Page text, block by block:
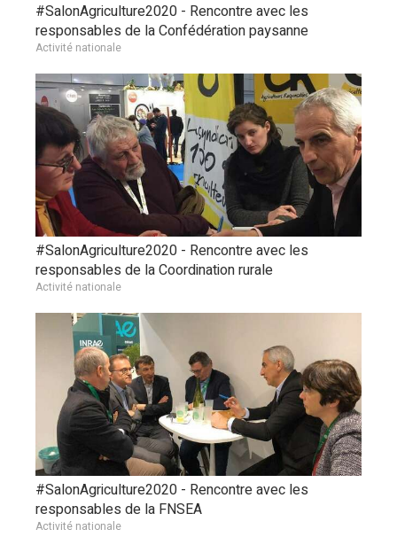
#SalonAgriculture2020 - Rencontre avec les
responsables de la Confédération paysanne
Activité nationale
#SalonAgriculture2020 - Rencontre avec les
responsables de la Coordination rurale
Activité nationale
#SalonAgriculture2020 - Rencontre avec les
responsables de la FNSEA
Activité nationale